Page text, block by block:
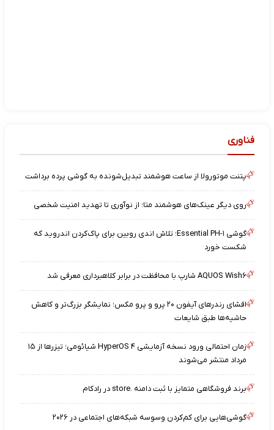
فناوری
پتنت موتورولا از ساعت هوشمند تبدیل‌شونده به گوشی پرده برداشت
روی دیگر عینک‌های هوشمند متا؛ از نوآوری تا تهدید امنیت شخصی
گوشی Essential PH-۱؛ تلاش اندی روبین برای پاک‌کردن اندروید که
شکست خورد
AQUOS Wish۶ شارپ با محافظت در برابر کلاهبرداری معرفی شد
افشای رندرهای آیفون ۲۰ پرو و پرو مکس؛ نمایشگر بزرگ‌تر و کاهش
حاشیه‌ها طبق شایعات
زمان احتمالی ورود نسخه آزمایشی HyperOS ۴ شیائومی؛ تیزرها از ۱۵
مرداد منتشر می‌شوند
برند فروشگاهی متمایز با ثبت دامنه .store در رادکام
گوشی‌هایی برای کم‌کردن وسوسه شبکه‌های اجتماعی در ۲۰۲۶